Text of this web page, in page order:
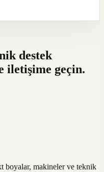
destek
iletişime geçin.
boyalar, makineler ve teknik